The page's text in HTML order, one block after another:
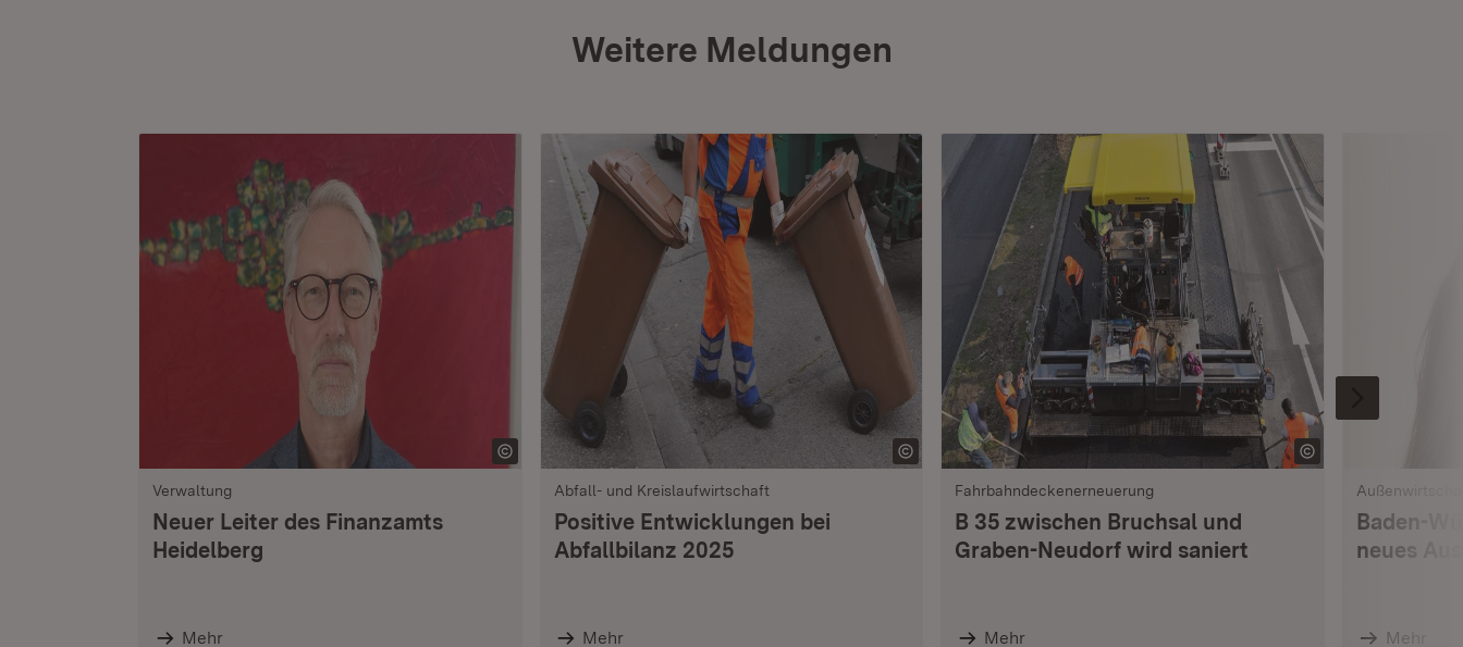
Weitere Meldungen
Verwaltung
Neuer Leiter des Finanzamts
Heidelberg
Mehr
Abfall- und Kreislaufwirtschaft
Positive Entwicklungen bei
Abfallbilanz 2025
Mehr
Fahrbahndeckenerneuerung
B 35 zwischen Bruchsal und
Graben-Neudorf wird saniert
Mehr
Baden-
neues
Mehr